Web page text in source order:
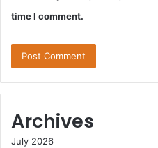
time I comment.
Archives
July 2026